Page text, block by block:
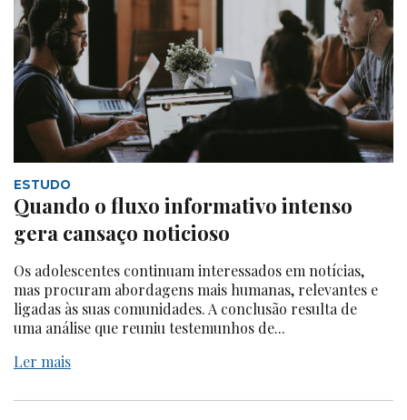
ESTUDO
Quando o fluxo informativo intenso
gera cansaço noticioso
Os adolescentes continuam interessados em notícias,
mas procuram abordagens mais humanas, relevantes e
ligadas às suas comunidades. A conclusão resulta de
uma análise que reuniu testemunhos de...
Ler mais